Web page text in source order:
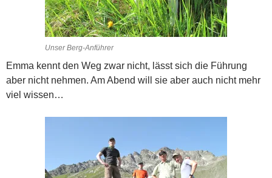
Unser Berg-Anführer
Emma kennt den Weg zwar nicht, lässt sich die Führung
aber nicht nehmen. Am Abend will sie aber auch nicht mehr
viel wissen…